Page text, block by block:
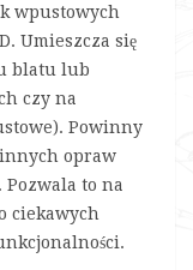
wpustowych
Umieszcza się
blatu lub
czy na
Powinny
innych opraw
to na
ciekawych